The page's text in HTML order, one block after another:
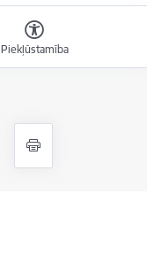
Piekļūstamība